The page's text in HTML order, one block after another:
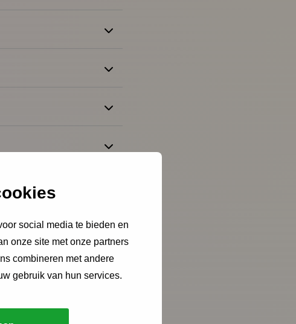
social media te bieden en
onze site met onze partners
combineren met andere
gebruik van hun services.